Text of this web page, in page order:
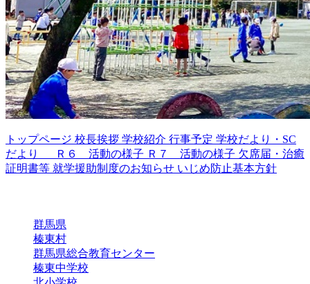
トップページ 校長挨拶 学校紹介 行事予定 学校だより・SC
だより
Ｒ６ 活動の様子 Ｒ７ 活動の様子 欠席届・治癒
証明書等 就学援助制度のお知らせ いじめ防止基本方針
群馬県
榛東村
群馬県総合教育センター
榛東中学校